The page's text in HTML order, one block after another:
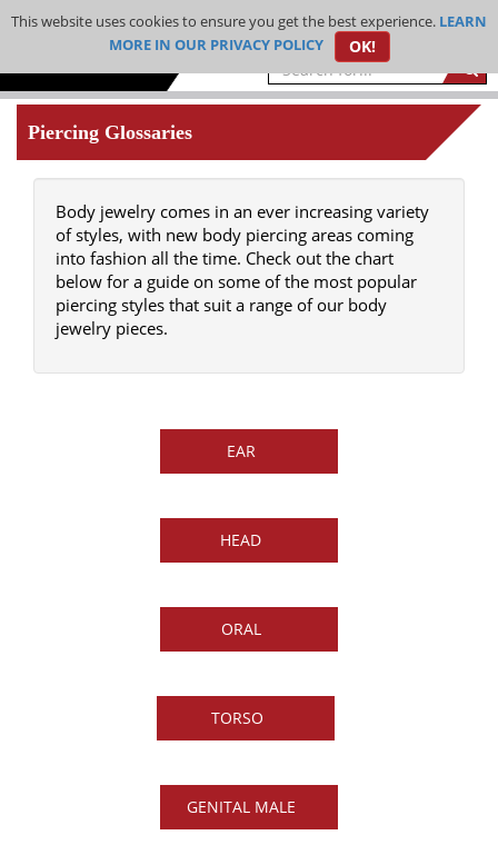
BODY
JEWELRY
JEWELRY BY
STAINLESS
STEEL
JEWELRY
SILVER
JEWELRY
Piercing Glossaries
Body jewelry comes in an ever increasing variety
of styles, with new body piercing areas coming
into fashion all the time. Check out the chart
below for a guide on some of the most popular
piercing styles that suit a range of our body
jewelry pieces.
EAR
HEAD
ORAL
TORSO
GENITAL MALE
This website uses cookies to ensure you get the best experience. LEARN
MORE IN OUR PRIVACY POLICY
OK!